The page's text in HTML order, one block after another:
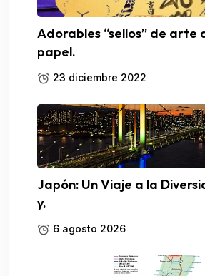
Adorables “sellos” de arte
papel.
23 diciembre 2022
Japón: Un Viaje a la
y.
6 agosto 2026